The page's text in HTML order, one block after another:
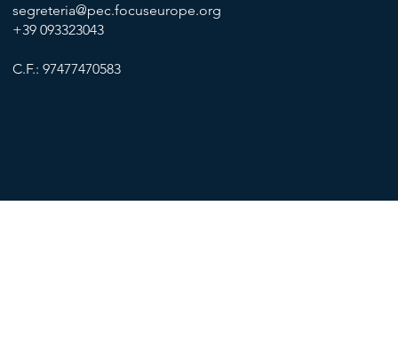
segreteria@pec.focuseurope.org
+39 093323043
C.F.: 97477470583